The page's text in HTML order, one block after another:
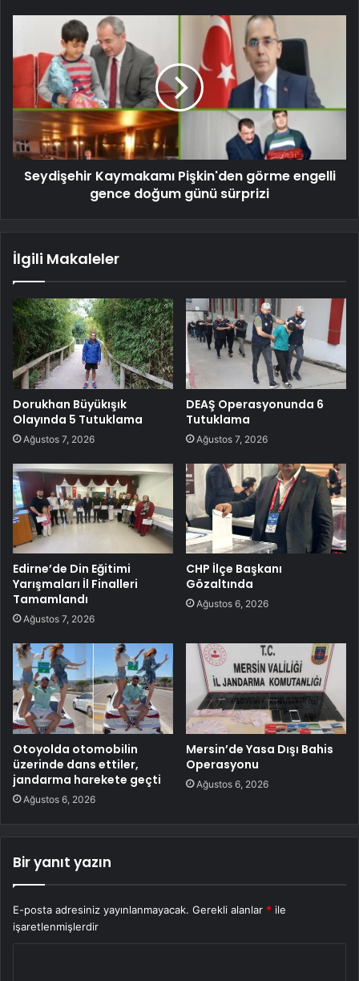
Seydişehir Kaymakamı Pişkin'den görme engelli
gence doğum günü sürprizi
İlgili Makaleler
Dorukhan Büyükışık
Olayında 5 Tutuklama
Ağustos 7, 2026
DEAŞ Operasyonunda 6
Tutuklama
Ağustos 7, 2026
Edirne’de Din Eğitimi
Yarışmaları İl Finalleri
Tamamlandı
Ağustos 7, 2026
CHP İlçe Başkanı
Gözaltında
Ağustos 6, 2026
Otoyolda otomobilin
üzerinde dans ettiler,
jandarma harekete geçti
Ağustos 6, 2026
Mersin’de Yasa Dışı Bahis
Operasyonu
Ağustos 6, 2026
Bir yanıt yazın
E-posta adresiniz yayınlanmayacak. Gerekli alanlar * ile
işaretlenmişlerdir